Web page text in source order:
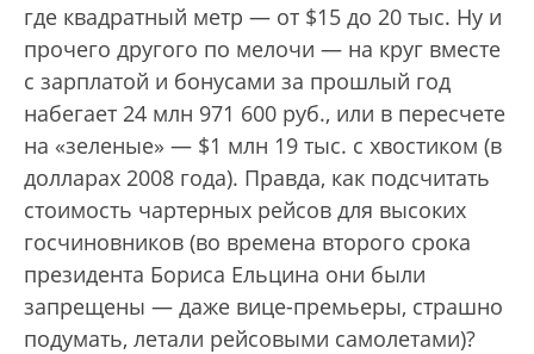
где квадратный метр — от $15 до 20 тыс. Ну и
прочего другого по мелочи — на круг вместе
с зарплатой и бонусами за прошлый год
набегает 24 млн 971 600 руб., или в пересчете
на «зеленые» — $1 млн 19 тыс. с хвостиком (в
долларах 2008 года). Правда, как подсчитать
стоимость чартерных рейсов для высоких
госчиновников (во времена второго срока
президента Бориса Ельцина они были
запрещены — даже вице-премьеры, страшно
подумать, летали рейсовыми самолетами)?